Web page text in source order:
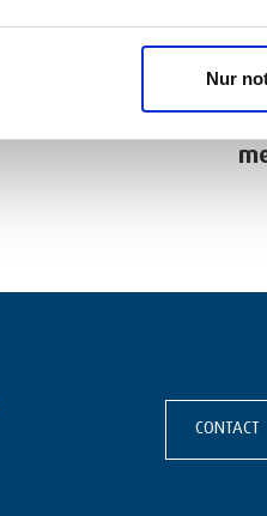
Nur
Kits
CONTACT